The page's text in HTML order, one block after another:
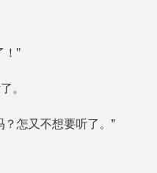
！”
。
怎又不想要听了。”